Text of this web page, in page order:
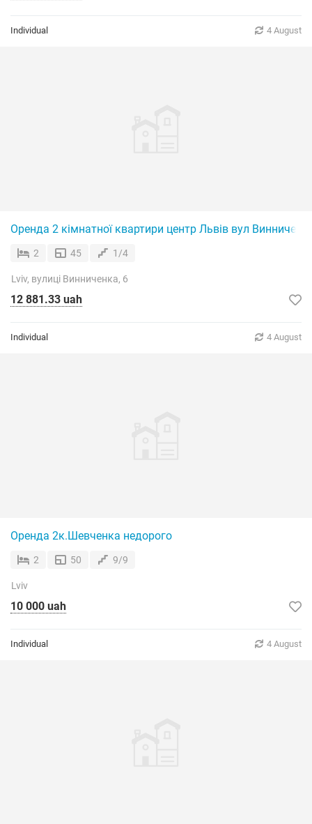
Individual 4 August
Оренда 2 кімнатної квартири центр Львів вул
2 45 1/4
Lviv, вулиці Винниченка, 6
12 881.33 uah
Individual 4 August
Оренда 2к.Шевченка недорого
2 50 9/9
Lviv
10 000 uah
Individual 4 August